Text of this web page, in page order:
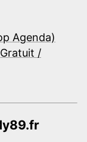
Agenda)
/